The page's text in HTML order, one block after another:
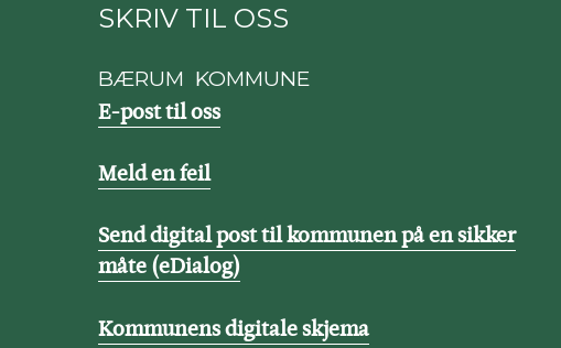
SKRIV TIL OSS
BÆRUM KOMMUNE
E-post til oss
Meld en feil
Send digital post til kommunen på en sikker
måte (eDialog)
Kommunens digitale skjema